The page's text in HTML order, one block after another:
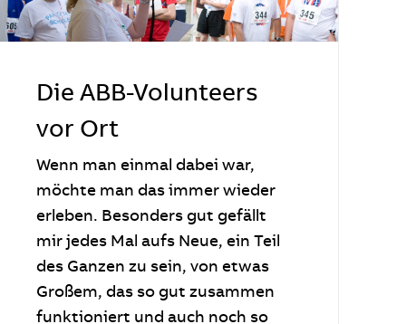
Die ABB-Volunteers
vor Ort
Wenn man einmal dabei war,
möchte man das immer wieder
erleben. Besonders gut gefällt
mir jedes Mal aufs Neue, ein Teil
des Ganzen zu sein, von etwas
Großem, das so gut zusammen
funktioniert und auch noch so